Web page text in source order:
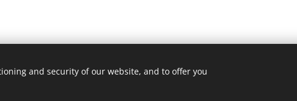
Fund | Visos teisės saugomos.
and security of our website, and to offer you